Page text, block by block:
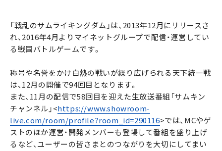
「戦乱のサムライキングダム」は、2013年12月にリリースさ
れ、2016年4月よりマイネットグループで配信・運営してい
る戦国バトルゲームです。
称号や名誉をかけ白熱の戦いが繰り広げられる天下統一戦
は、12月の開催で94回目となります。
また、11月の配信で58回目を迎えた生放送番組「サムキン
チャンネル」<https://www.showroom-
live.com/room/profile?room_id=290116>では、MCやゲ
ストのほか運営・開発メンバーも登場して番組を盛り上げ
るなど、ユーザーの皆さまとのつながりを大切にしてまい